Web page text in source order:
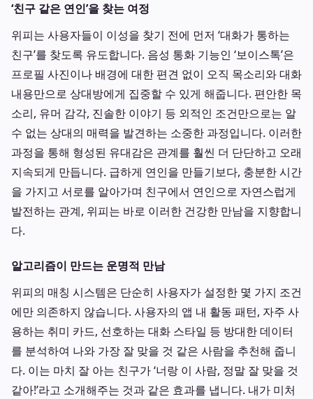
‘친구 같은 연인’을 찾는 여정
위피는 사용자들이 이성을 찾기 전에 먼저 ‘대화가 통하는
친구’를 찾도록 유도합니다. 음성 통화 기능인 ‘보이스톡’은
프로필 사진이나 배경에 대한 편견 없이 오직 목소리와 대화
내용만으로 상대방에게 집중할 수 있게 해줍니다. 편안한 목
소리, 유머 감각, 진솔한 이야기 등 외적인 조건만으로는 알
수 없는 상대의 매력을 발견하는 소중한 과정입니다. 이러한
과정을 통해 형성된 유대감은 관계를 훨씬 더 단단하고 오래
지속되게 만듭니다. 급하게 연인을 만들기보다, 충분한 시간
을 가지고 서로를 알아가며 친구에서 연인으로 자연스럽게
발전하는 관계, 위피는 바로 이러한 건강한 만남을 지향합니
다.
알고리즘이 만드는 운명적 만남
위피의 매칭 시스템은 단순히 사용자가 설정한 몇 가지 조건
에만 의존하지 않습니다. 사용자의 앱 내 활동 패턴, 자주 사
용하는 취미 카드, 선호하는 대화 스타일 등 방대한 데이터
를 분석하여 나와 가장 잘 맞을 것 같은 사람을 추천해 줍니
다. 이는 마치 잘 아는 친구가 ‘너랑 이 사람, 정말 잘 맞을 것
같아!’라고 소개해주는 것과 같은 효과를 냅니다. 내가 미처